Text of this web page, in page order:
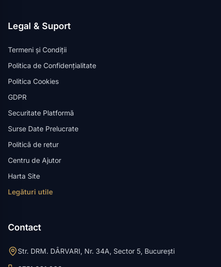
Legal & Suport
Termeni și Condiții
Politica de Confidențialitate
Politica Cookies
GDPR
Securitate Platformă
Surse Date Prelucrate
Politică de retur
Centru de Ajutor
Harta Site
Legături utile
Contact
Str. DRM. DÂRVARI, Nr. 34A, Sector 5, București